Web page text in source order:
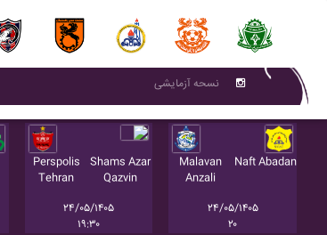
نسحه آزمایشی
Shams Azar
Qazvin
Perspolis
Tehran
۲۴/۰۵/۱۴۰۵
۱۹:۳۰
Naft Abadan
Malavan
Anzali
۲۴/۰۵/۱۴۰۵
۲۰